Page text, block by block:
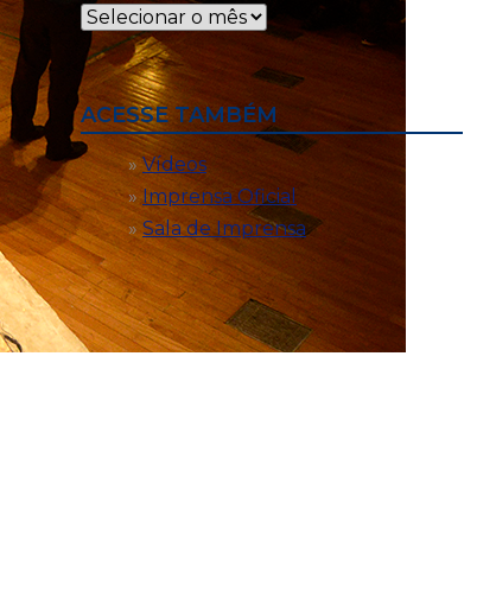
Notícias
por
data
ACESSE TAMBÉM
Vídeos
Imprensa Oficial
Sala de Imprensa